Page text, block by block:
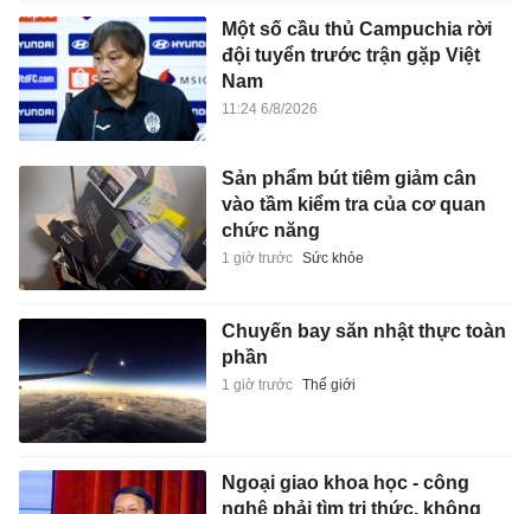
Một số cầu thủ Campuchia rời
đội tuyển trước trận gặp Việt
Nam
11:24 6/8/2026
Sản phẩm bút tiêm giảm cân
vào tầm kiểm tra của cơ quan
chức năng
1 giờ trước Sức khỏe
Chuyến bay săn nhật thực toàn
phần
1 giờ trước Thế giới
Ngoại giao khoa học - công
nghệ phải tìm tri thức, không